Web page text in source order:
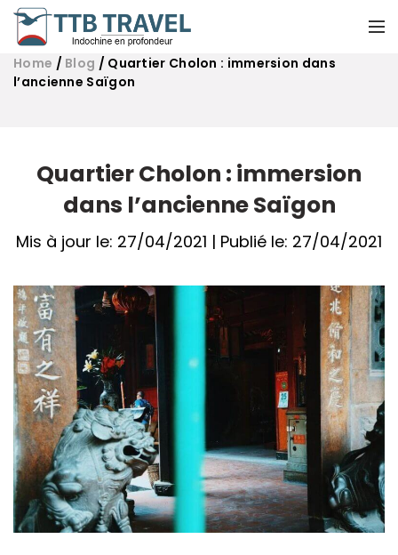
Home / Blog / Quartier Cholon : immersion dans
l’ancienne Saïgon
Quartier Cholon : immersion
dans l’ancienne Saïgon
Mis à jour le: 27/04/2021 | Publié le: 27/04/2021